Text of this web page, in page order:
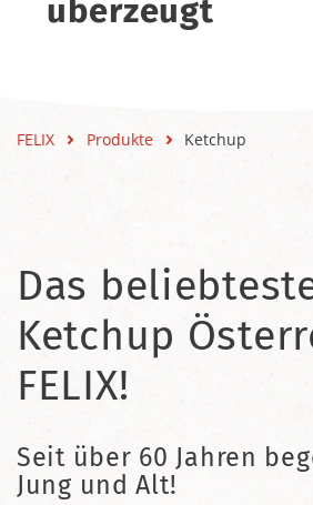
überzeugt
FELIX Produkte Ketchup
Das
Ketchup
FELIX!
Seit über 60 Jahren
Jung und Alt!